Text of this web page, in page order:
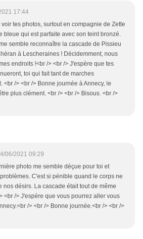
17:44
tes photos, surtout en compagnie de Zette
bleue qui est parfaite avec son teint bronzé.
semble reconnaître la cascade de Pissieu
à Lescheraines ! Décidemment, nous
endroits !<br /> <br /> J'espère que tes
toi qui fait tant de marches
<br /> <br /> Bonne journée à Annecy, le
plus clément. <br /> <br /> Bisous. <br />
06/2021 09:29
photo me semble déçue pour toi et
C'est si pénible quand le corps ne
nos désirs. La cascade était tout de même
<br /> J'espère que vous pourrez aller vous
/> <br /> Bonne journée.<br /> <br />